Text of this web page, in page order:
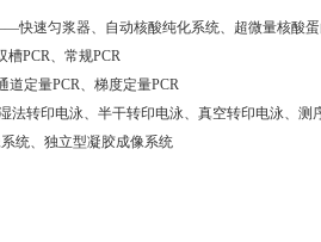
快速匀浆器、自动核酸纯化系统、超微量核酸
PCR、常规PCR
定量PCR、梯度定量PCR
转印电泳、半干转印电泳、真空转印电泳、测
统、独立型凝胶成像系统